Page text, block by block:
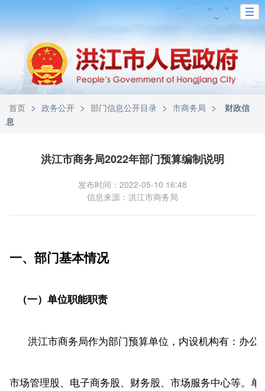
首页 > 政务公开 > 部门信息公开目录 > 市商务局 >
财政信
息
洪江市商务局2022年部门预算编制说明
发布时间：2022-05-10 16:48
信息来源：洪江市商务局
一、部门基本情况
（一）单位职能职责
洪江市商务局作为部门预算单位，内设机构有：办
市场管理股、电子商务股、财务股、市场服务中心等。